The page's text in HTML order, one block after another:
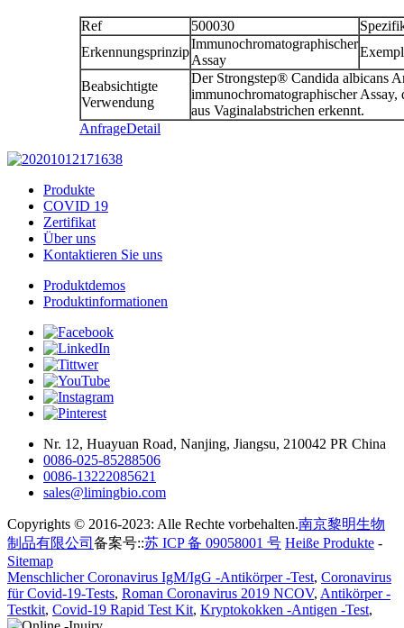
Ref 500030
Erkennungsprinzip
Immunochromatographischer
Assay
Beabsichtigte
Verwendung
Der Strongstep® Candida albicans
immunochromatographischer Assay,
aus Vaginalabstrichen erkennt.
AnfrageDetail
Produkte
COVID 19
Zertifikat
Über uns
Kontaktieren Sie uns
Produktdemos
Produktinformationen
Nr. 12, Huayuan Road, Nanjing, Jiangsu, 210042 PR China
0086-025-85288506
0086-13222085621
sales@limingbio.com
Copyrights © 2016-2023: Alle Rechte vorbehalten.南京黎明生物
制品有限公司 备案号::苏 ICP 备 09058001 号 Heiße Produkte -
Sitemap
Menschlicher Coronavirus IgM/IgG -Antikörper -Test, Coronavirus
für Covid-19-Tests, Roman Coronavirus 2019 NCOV, Antikörper -
Testkit, Covid-19 Rapid Test Kit, Kryptokokken -Antigen -Test,